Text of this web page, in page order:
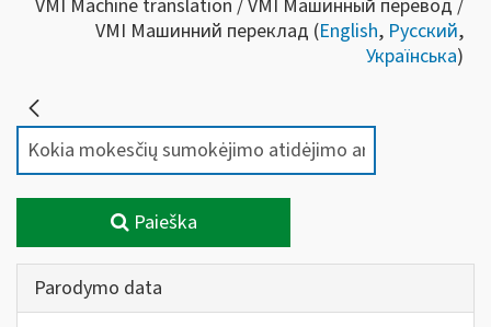
VMI Machine translation / VMI Машинный перевод /
VMI Машинний переклад (English, Русский,
Українська)
Paieška
Parodymo data